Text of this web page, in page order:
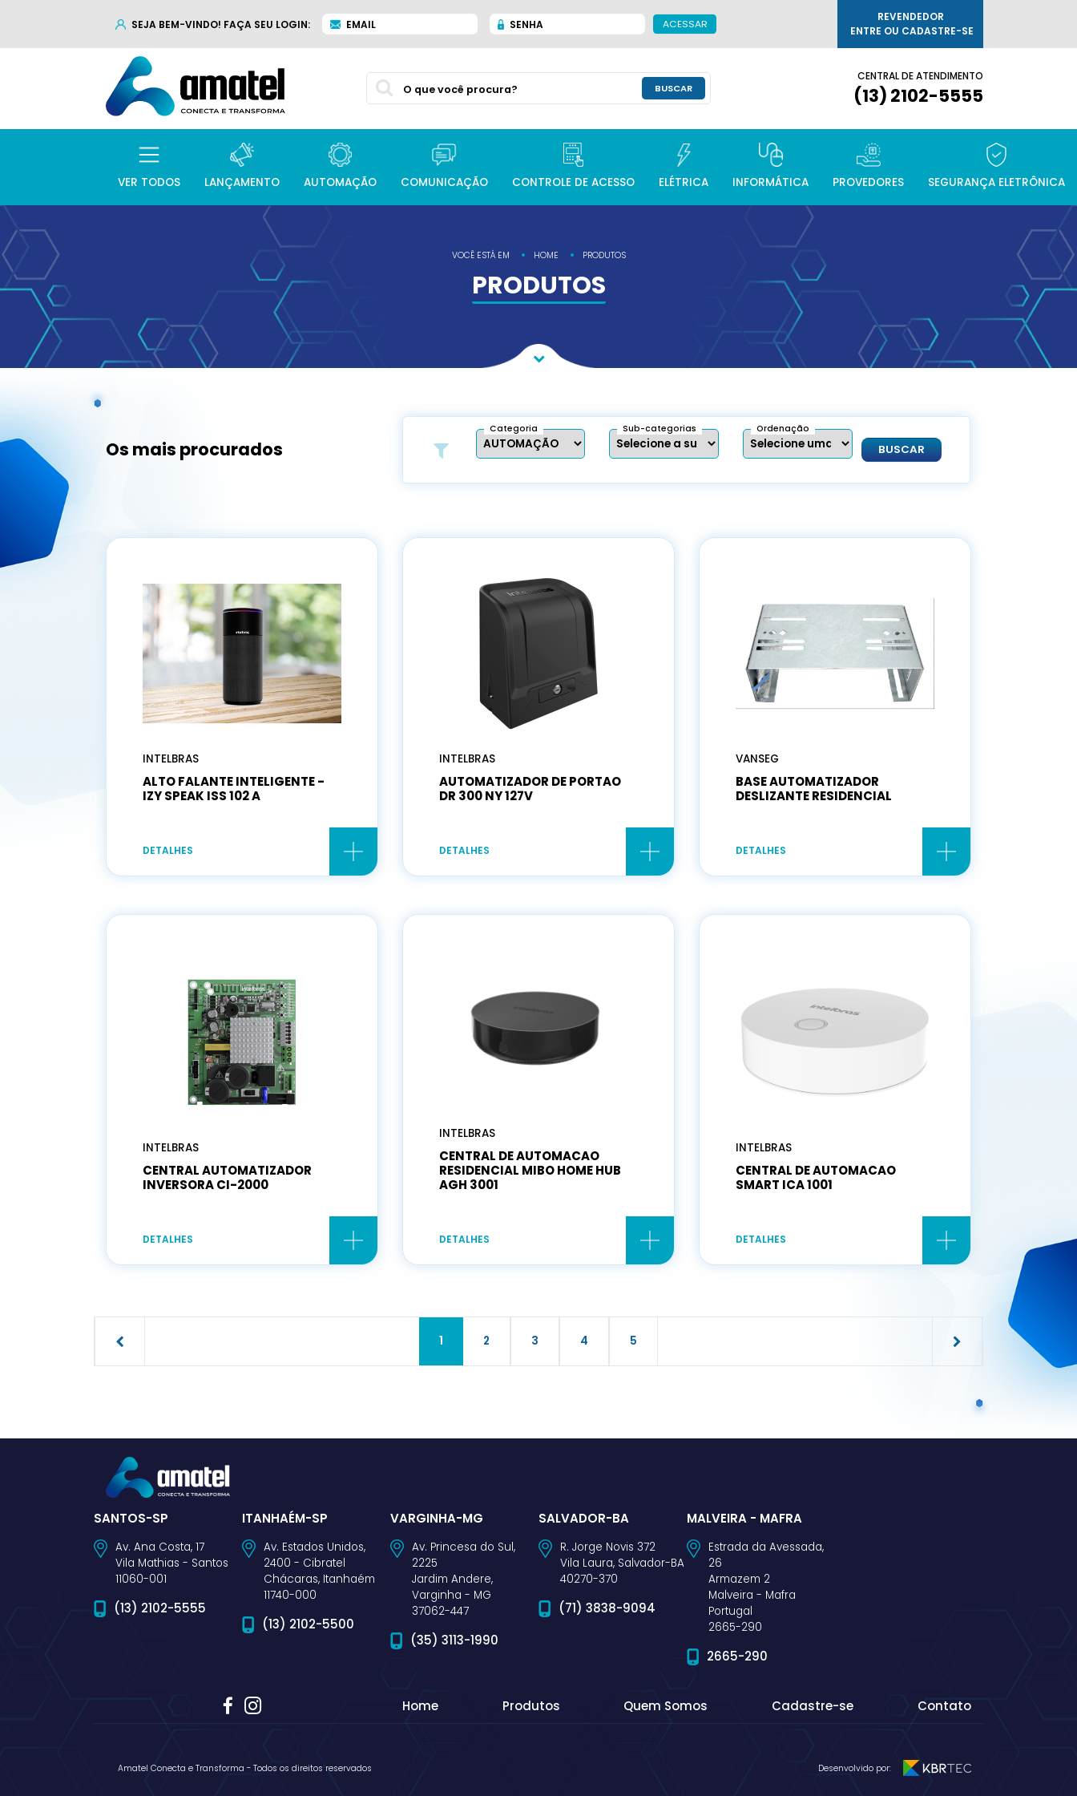
SEJA BEM-VINDO! FAÇA SEU LOGIN: EMAIL SENHA ACESSAR
REVENDEDOR
ENTRE OU CADASTRE-SE
BUSCAR
CENTRAL DE ATENDIMENTO
(13) 2102-5555
VER TODOS LANÇAMENTO AUTOMAÇÃO COMUNICAÇÃO CONTROLE DE ACESSO ELÉTRICA INFORMÁTICA PROVEDORES SEGURANÇA ELETRÔNICA
VOCÊ ESTÁ EM HOME PRODUTOS
PRODUTOS
Os mais procurados
Categoria Sub-categorias Ordenação
BUSCAR
INTELBRAS
ALTO FALANTE INTELIGENTE -
IZY SPEAK ISS 102 A
DETALHES
INTELBRAS
AUTOMATIZADOR DE PORTAO
DR 300 NY 127V
DETALHES
VANSEG
BASE AUTOMATIZADOR
DESLIZANTE RESIDENCIAL
DETALHES
INTELBRAS
CENTRAL AUTOMATIZADOR
INVERSORA CI-2000
DETALHES
INTELBRAS
CENTRAL DE AUTOMACAO
RESIDENCIAL MIBO HOME HUB
AGH 3001
DETALHES
INTELBRAS
CENTRAL DE AUTOMACAO
SMART ICA 1001
DETALHES
1 2 3 4 5
SANTOS-SP
Av. Ana Costa, 17
Vila Mathias - Santos
11060-001
(13) 2102-5555
ITANHAÉM-SP
Av. Estados Unidos,
2400 - Cibratel
Chácaras, Itanhaém
11740-000
(13) 2102-5500
VARGINHA-MG
Av. Princesa do Sul,
2225
Jardim Andere,
Varginha - MG
37062-447
(35) 3113-1990
SALVADOR-BA
R. Jorge Novis 372
Vila Laura, Salvador-BA
40270-370
(71) 3838-9094
MALVEIRA - MAFRA
Estrada da Avessada,
26
Armazem 2
Malveira - Mafra
Portugal
2665-290
2665-290
Home Produtos Quem Somos Cadastre-se Contato
Amatel Conecta e Transforma - Todos os direitos reservados Desenvolvido por: